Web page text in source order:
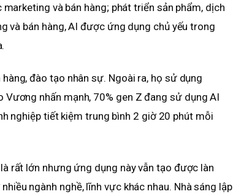
và bán hàng; phát triển sản phẩm, dịch
và bán hàng, AI được ứng dụng chủ yếu trong
đào tạo nhân sự. Ngoài ra, họ sử dụng
Vương nhấn mạnh, 70% gen Z đang sử dụng AI
nghiệp tiết kiệm trung bình 2 giờ 20 phút mỗi
rất lớn nhưng ứng dụng này vẫn tạo được làn
ngành nghề, lĩnh vực khác nhau. Nhà sáng lập